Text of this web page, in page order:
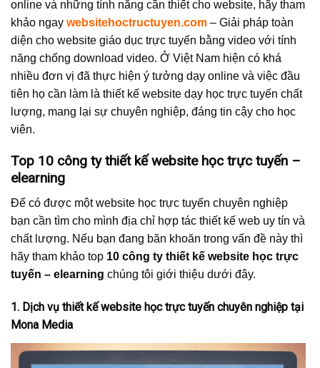
online và những tính năng cần thiết cho website, hãy tham
khảo ngay websitehoctructuyen.com – Giải pháp toàn
diện cho website giáo dục trực tuyến bằng video với tính
năng chống download video. Ở Việt Nam hiện có khá
nhiều đơn vị đã thực hiện ý tưởng dạy online và việc đầu
tiên họ cần làm là thiết kế website dạy học trực tuyến chất
lượng, mang lại sự chuyên nghiệp, đáng tin cậy cho học
viên.
Top 10 công ty thiết kế website học trực tuyến –
elearning
Để có được một website học trực tuyến chuyên nghiệp
bạn cần tìm cho mình địa chỉ hợp tác thiết kế web uy tín và
chất lượng. Nếu bạn đang băn khoăn trong vấn đề này thì
hãy tham khảo top 10 công ty thiết kế website học trực
tuyến – elearning chúng tôi giới thiệu dưới đây.
1. Dịch vụ thiết kế website học trực tuyến chuyên nghiệp tại
Mona Media